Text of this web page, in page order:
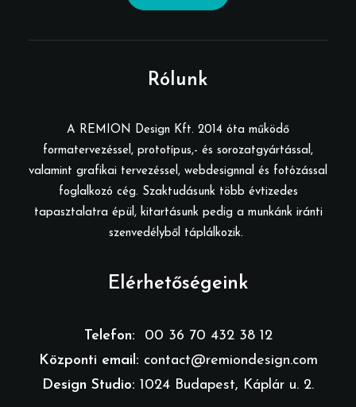
Rólunk
A REMION Design Kft. 2014 óta működő
formatervezéssel, prototípus,- és sorozatgyártással,
valamint grafikai tervezéssel, webdesignnal és fotózással
foglalkozó cég. Szaktudásunk több évtizedes
tapasztalatra épül, kitartásunk pedig a munkánk iránti
szenvedélyből táplálkozik.
Elérhetőségeink
Telefon:
00 36 70 432 38 12
Központi email: contact@remiondesign.com
Design Studio: 1024 Budapest, Káplár u. 2.